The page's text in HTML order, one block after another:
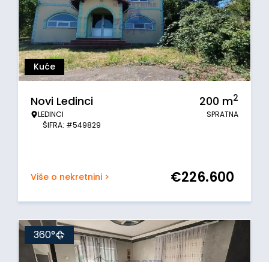
Kuće
Novi Ledinci
LEDINCI
ŠIFRA: #549829
200 m2
SPRATNA
Više o nekretnini > €226.600
360°